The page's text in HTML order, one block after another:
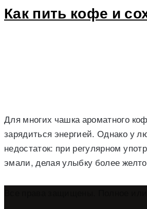
Как пить кофе и
Для многих чашка ароматного
зарядиться энергией. Однако у
недостаток: при регулярном
эмали, делая улыбку более